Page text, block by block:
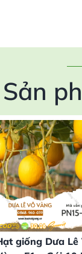
Sản
giống Dưa Lê